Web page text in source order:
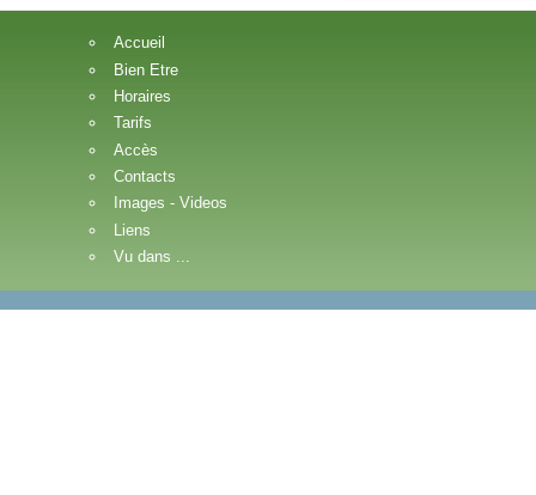
Accueil
Bien Etre
Horaires
Tarifs
Accès
Contacts
Images - Videos
Liens
Vu dans ...